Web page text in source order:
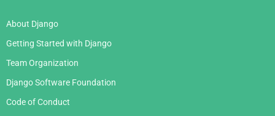
About Django
Getting Started with Django
Team Organization
Django Software Foundation
Code of Conduct